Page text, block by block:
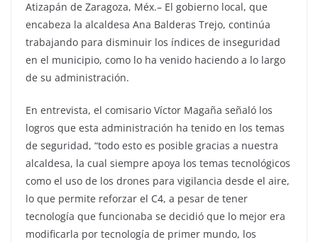
Atizapán de Zaragoza, Méx.– El gobierno local, que
encabeza la alcaldesa Ana Balderas Trejo, continúa
trabajando para disminuir los índices de inseguridad
en el municipio, como lo ha venido haciendo a lo largo
de su administración.
En entrevista, el comisario Víctor Magaña señaló los
logros que esta administración ha tenido en los temas
de seguridad, “todo esto es posible gracias a nuestra
alcaldesa, la cual siempre apoya los temas tecnológicos
como el uso de los drones para vigilancia desde el aire,
lo que permite reforzar el C4, a pesar de tener
tecnología que funcionaba se decidió que lo mejor era
modificarla por tecnología de primer mundo, los